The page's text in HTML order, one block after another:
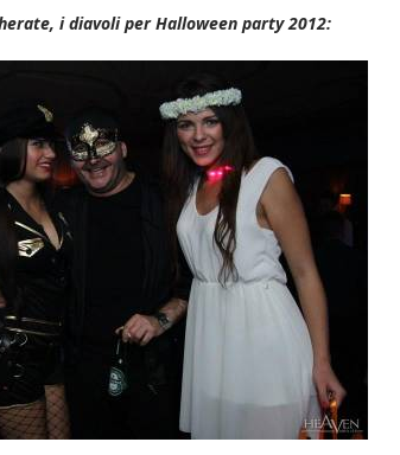
i diavoli per Halloween party 2012: